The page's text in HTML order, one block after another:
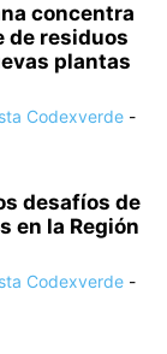
concentra
de residuos
plantas
Codexverde -
desafíos de
en la Región
Codexverde -